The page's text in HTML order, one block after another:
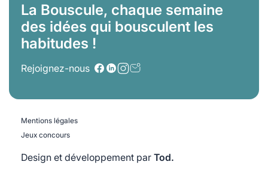
La Bouscule, chaque semaine
des idées qui bousculent les
habitudes !
Rejoignez-nous
Mentions légales
Jeux concours
Design et développement par Tod.